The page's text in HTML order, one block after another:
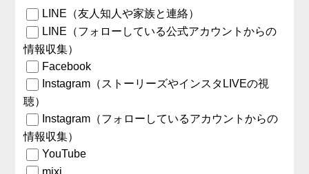
LINE（友人知人や家族と連絡）
LINE（フォローしている公式アカウントからの
情報収集）
Facebook
Instagram（ストーリーズやインスタLIVEの視
聴）
Instagram（フォローしているアカウントからの
情報収集）
YouTube
mixi